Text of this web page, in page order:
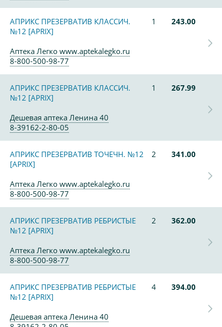
АПРИКС ПРЕЗЕРВАТИВ КЛАССИЧ.
№12 [APRIX]
1 243.00
Аптека Легко www.aptekalegko.ru
8-800-500-98-77
АПРИКС ПРЕЗЕРВАТИВ КЛАССИЧ.
№12 [APRIX]
1 267.99
Дешевая аптека Ленина 40
8-39162-2-80-05
АПРИКС ПРЕЗЕРВАТИВ ТОЧЕЧН. №12
[APRIX]
2 341.00
Аптека Легко www.aptekalegko.ru
8-800-500-98-77
АПРИКС ПРЕЗЕРВАТИВ РЕБРИСТЫЕ
№12 [APRIX]
2 362.00
Аптека Легко www.aptekalegko.ru
8-800-500-98-77
АПРИКС ПРЕЗЕРВАТИВ РЕБРИСТЫЕ
№12 [APRIX]
4 394.00
Дешевая аптека Ленина 40